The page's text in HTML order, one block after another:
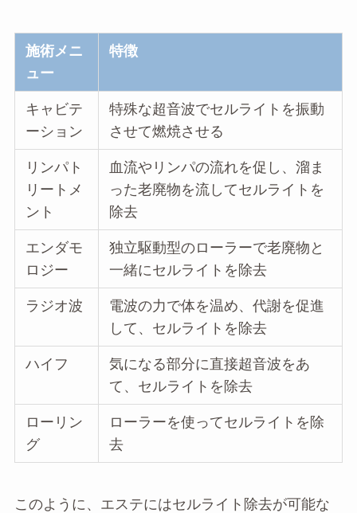
施術メニ
ュー
特徴
キャビテ
ーション
特殊な超音波でセルライトを振動
させて燃焼させる
リンパト
リートメ
ント
血流やリンパの流れを促し、溜ま
った老廃物を流してセルライトを
除去
エンダモ
ロジー
独立駆動型のローラーで老廃物と
一緒にセルライトを除去
ラジオ波
電波の力で体を温め、代謝を促進
して、セルライトを除去
ハイフ
気になる部分に直接超音波をあ
て、セルライトを除去
ローリン
グ
ローラーを使ってセルライトを除
去
このように、エステにはセルライト除去が可能な